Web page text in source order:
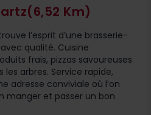
(6,52 Km)
l’esprit d’une brasserie-
qualité. Cuisine
frais, pizzas savoureuses
arbres. Service rapide,
adresse conviviale où l’on
manger et passer un bon